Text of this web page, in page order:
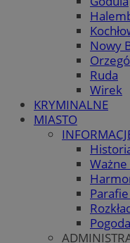
Nowy
Ruda
Wirek
KRYMINALNE
MIASTO